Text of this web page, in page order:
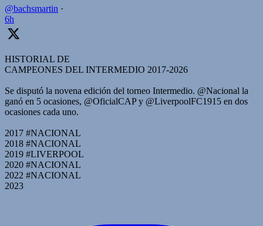
@bachsmartin ·
6h
HISTORIAL DE
CAMPEONES DEL INTERMEDIO 2017-2026
Se disputó la novena edición del torneo Intermedio. @Nacional la
ganó en 5 ocasiones, @OficialCAP y @LiverpoolFC1915 en dos
ocasiones cada uno.
2017 #NACIONAL
2018 #NACIONAL
2019 #LIVERPOOL
2020 #NACIONAL
2022 #NACIONAL
2023